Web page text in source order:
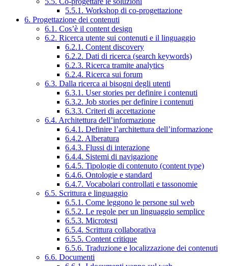
5.5.1. Workshop di co-progettazione
6. Progettazione dei contenuti
6.1. Cos’è il content design
6.2. Ricerca utente sui contenuti e il linguaggio
6.2.1. Content discovery
6.2.2. Dati di ricerca (search keywords)
6.2.3. Ricerca tramite analytics
6.2.4. Ricerca sui forum
6.3. Dalla ricerca ai bisogni degli utenti
6.3.1. User stories per definire i contenuti
6.3.2. Job stories per definire i contenuti
6.3.3. Criteri di accettazione
6.4. Architettura dell’informazione
6.4.1. Definire l’architettura dell’informazione
6.4.2. Alberatura
6.4.3. Flussi di interazione
6.4.4. Sistemi di navigazione
6.4.5. Tipologie di contenuto (content type)
6.4.6. Ontologie e standard
6.4.7. Vocabolari controllati e tassonomie
6.5. Scrittura e linguaggio
6.5.1. Come leggono le persone sul web
6.5.2. Le regole per un linguaggio semplice
6.5.3. Microtesti
6.5.4. Scrittura collaborativa
6.5.5. Content critique
6.5.6. Traduzione e localizzazione dei contenuti
6.6. Documenti